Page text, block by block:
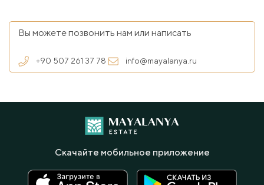
Вы можете позвонить нам или написать
+90 507 261 37 78 info@mayalanya.ru
Скачайте мобильное приложение